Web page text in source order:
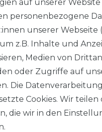
& -KOSTEN
auf unserer
personenbezogene
unserer Webseite
z.B. Inhalte und
Medien von
oder Zugriffe auf
Die
Cookies. Wir teilen
die wir in den